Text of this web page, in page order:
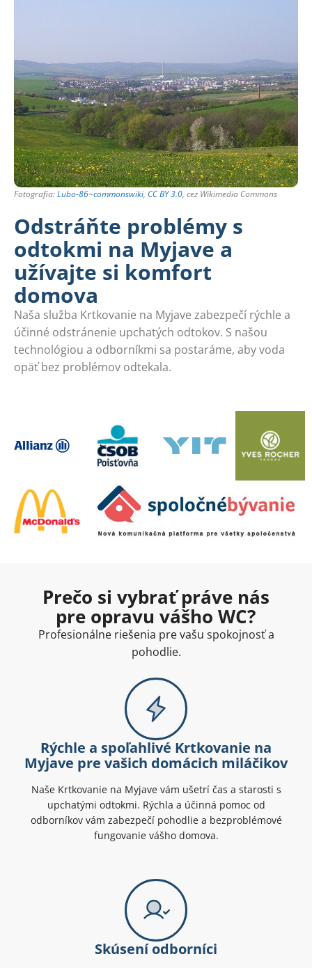
Fotografia:Lubo-86~commonswiki, CC BY 3.0, cez Wikimedia Commons
Odstráňte problémy s
odtokmi na Myjave a
užívajte si komfort
domova
Naša služba Krtkovanie na Myjave zabezpečí rýchle a
účinné odstránenie upchatých odtokov. S našou
technológiou a odborníkmi sa postaráme, aby voda
opäť bez problémov odtekala.
Prečo si vybrať práve nás
pre opravu vášho WC?
Profesionálne riešenia pre vašu spokojnosť a
pohodlie.
Rýchle a spoľahlivé Krtkovanie na
Myjave pre vašich domácich miláčikov
Naše Krtkovanie na Myjave vám ušetrí čas a starosti s
upchatými odtokmi. Rýchla a účinná pomoc od
odborníkov vám zabezpečí pohodlie a bezproblémové
fungovanie vášho domova.
Skúsení odborníci